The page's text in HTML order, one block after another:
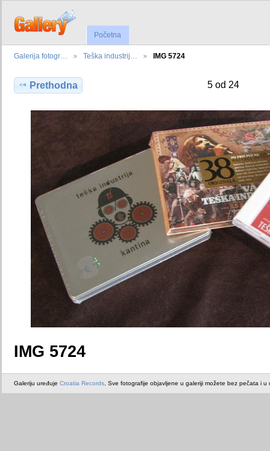
Početna
Galerija fotogr… Teška industrij… IMG 5724
Prethodna 5 od 24
IMG 5724
Galeriju uređuje Croatia Records . Sve fotografije objavljene u galeriji možete bez pečata i